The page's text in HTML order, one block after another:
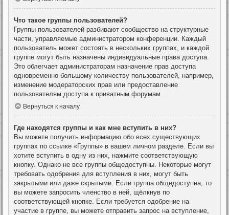
Что такое группы пользователей?
Группы пользователей разбивают сообщество на структурные
части, управляемые администратором конференции. Каждый
пользователь может состоять в нескольких группах, и каждой
группе могут быть назначены индивидуальные права доступа.
Это облегчает администраторам назначение прав доступа
одновременно большому количеству пользователей, например,
изменение модераторских прав или предоставление
пользователям доступа к приватным форумам.
Вернуться к началу
Где находятся группы и как мне вступить в них?
Вы можете получить информацию обо всех существующих
группах по ссылке «Группы» в вашем личном разделе. Если вы
хотите вступить в одну из них, нажмите соответствующую
кнопку. Однако не все группы общедоступны. Некоторые могут
требовать одобрения для вступления в них, могут быть
закрытыми или даже скрытыми. Если группа общедоступна, то
вы можете запросить членство в ней, щёлкнув по
соответствующей кнопке. Если требуется одобрение на
участие в группе, вы можете отправить запрос на вступление,